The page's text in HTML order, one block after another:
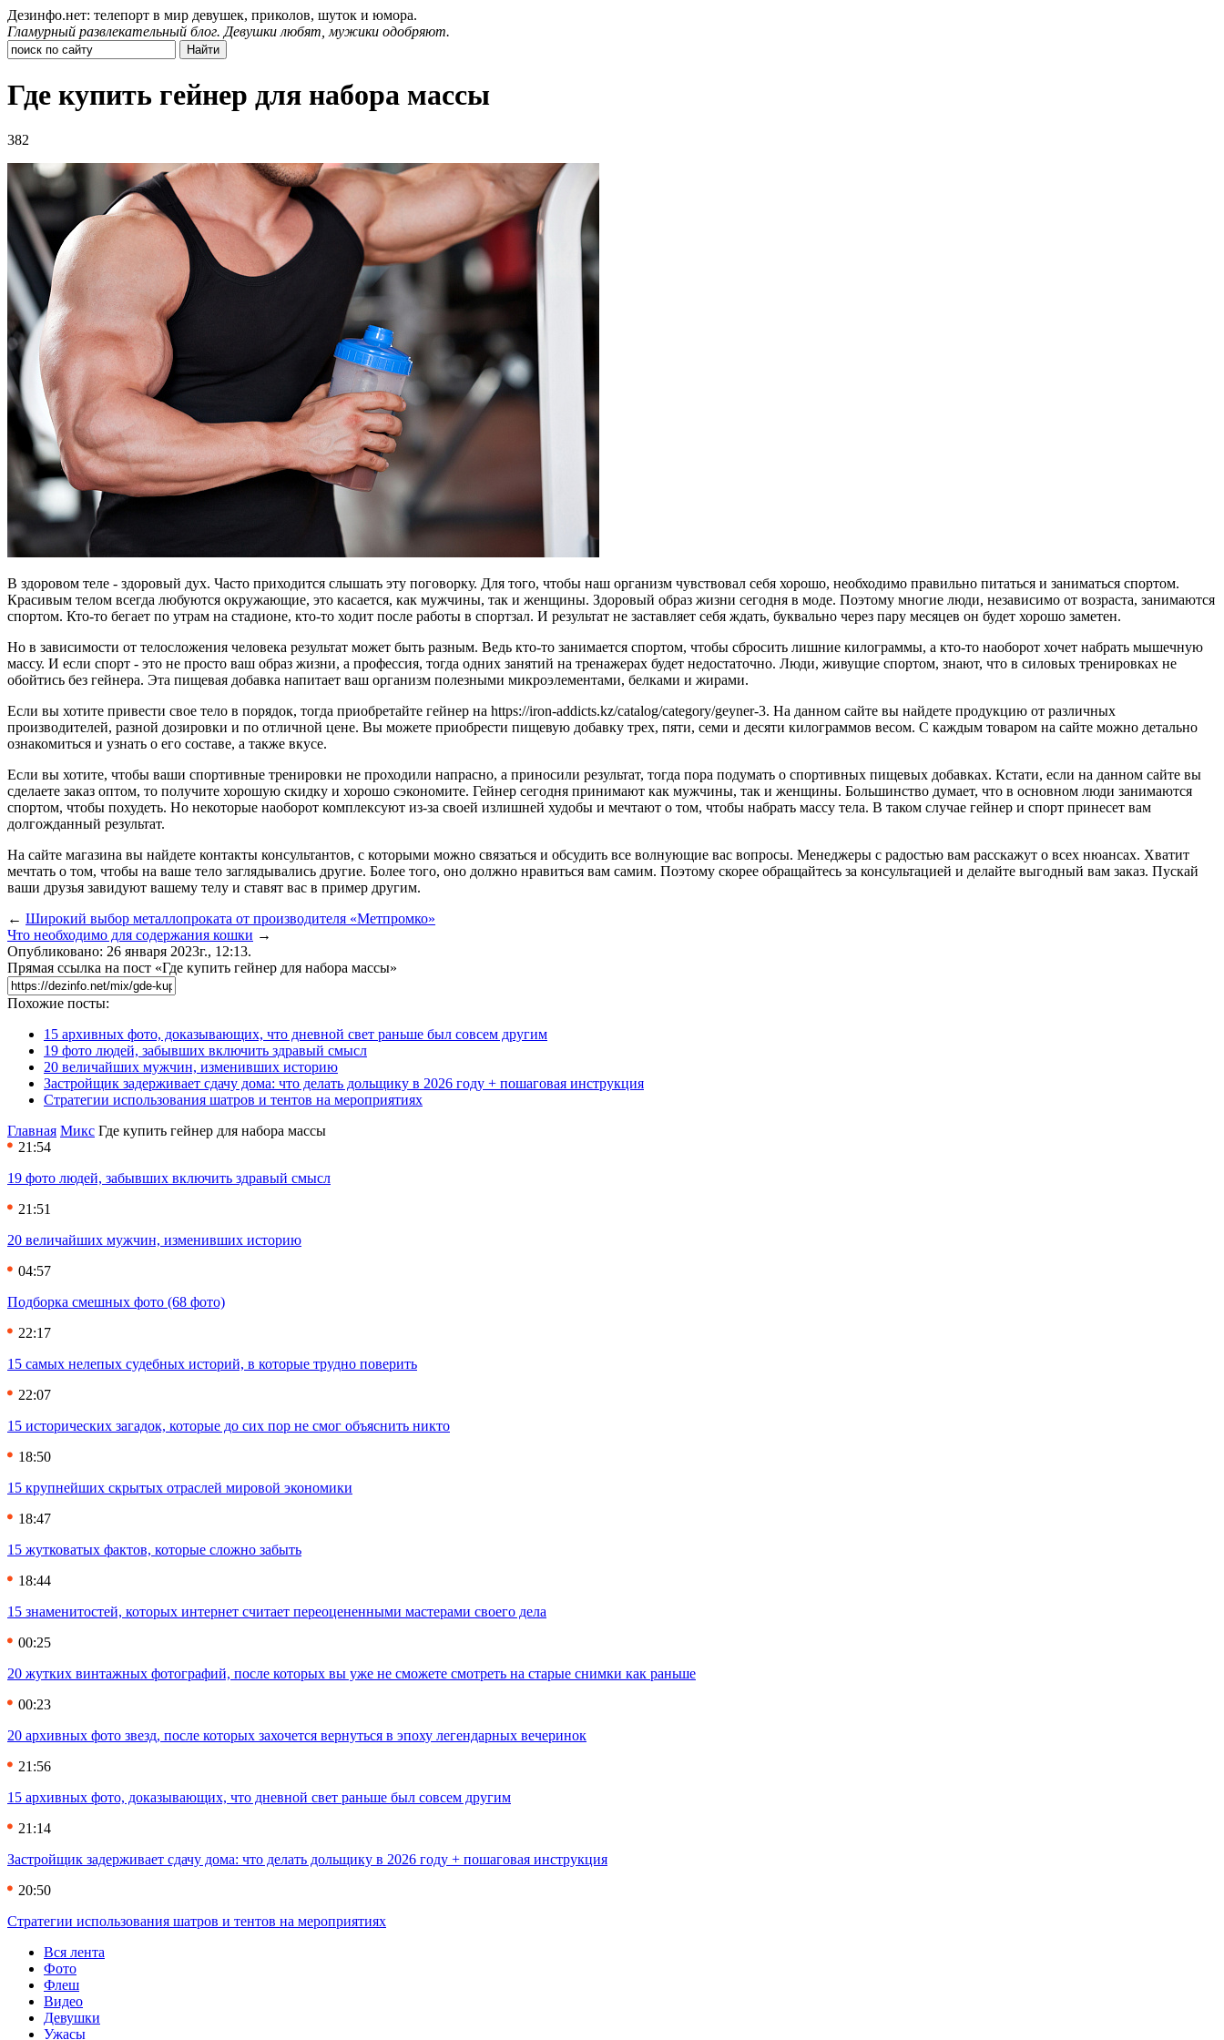
Дезинфо.нет: телепорт в мир девушек, приколов, шуток и юмора.
Гламурный развлекательный блог. Девушки любят, мужики одобряют.
Где купить гейнер для набора массы
382
В здоровом теле - здоровый дух. Часто приходится слышать эту поговорку. Для того, чтобы наш организм чувствовал себя хорошо, необходимо правильно питаться и заниматься спортом.
Красивым телом всегда любуются окружающие, это касается, как мужчины, так и женщины. Здоровый образ жизни сегодня в моде. Поэтому многие люди, независимо от возраста, занимаются
спортом. Кто-то бегает по утрам на стадионе, кто-то ходит после работы в спортзал. И результат не заставляет себя ждать, буквально через пару месяцев он будет хорошо заметен.
Но в зависимости от телосложения человека результат может быть разным. Ведь кто-то занимается спортом, чтобы сбросить лишние килограммы, а кто-то наоборот хочет набрать мышечную
массу. И если спорт - это не просто ваш образ жизни, а профессия, тогда одних занятий на тренажерах будет недостаточно. Люди, живущие спортом, знают, что в силовых тренировках не
обойтись без гейнера. Эта пищевая добавка напитает ваш организм полезными микроэлементами, белками и жирами.
Если вы хотите привести свое тело в порядок, тогда приобретайте гейнер на https://iron-addicts.kz/catalog/category/geyner-3. На данном сайте вы найдете продукцию от различных
производителей, разной дозировки и по отличной цене. Вы можете приобрести пищевую добавку трех, пяти, семи и десяти килограммов весом. С каждым товаром на сайте можно детально
ознакомиться и узнать о его составе, а также вкусе.
Если вы хотите, чтобы ваши спортивные тренировки не проходили напрасно, а приносили результат, тогда пора подумать о спортивных пищевых добавках. Кстати, если на данном сайте вы
сделаете заказ оптом, то получите хорошую скидку и хорошо сэкономите. Гейнер сегодня принимают как мужчины, так и женщины. Большинство думает, что в основном люди занимаются
спортом, чтобы похудеть. Но некоторые наоборот комплексуют из-за своей излишней худобы и мечтают о том, чтобы набрать массу тела. В таком случае гейнер и спорт принесет вам
долгожданный результат.
На сайте магазина вы найдете контакты консультантов, с которыми можно связаться и обсудить все волнующие вас вопросы. Менеджеры с радостью вам расскажут о всех нюансах. Хватит
мечтать о том, чтобы на ваше тело заглядывались другие. Более того, оно должно нравиться вам самим. Поэтому скорее обращайтесь за консультацией и делайте выгодный вам заказ. Пускай
ваши друзья завидуют вашему телу и ставят вас в пример другим.
← Широкий выбор металлопроката от производителя «Метпромко»
Что необходимо для содержания кошки →
Опубликовано: 26 января 2023г., 12:13.
Прямая ссылка на пост «Где купить гейнер для набора массы»
Похожие посты:
15 архивных фото, доказывающих, что дневной свет раньше был совсем другим
19 фото людей, забывших включить здравый смысл
20 величайших мужчин, изменивших историю
Застройщик задерживает сдачу дома: что делать дольщику в 2026 году + пошаговая инструкция
Стратегии использования шатров и тентов на мероприятиях
Главная Микс Где купить гейнер для набора массы
21:54
19 фото людей, забывших включить здравый смысл
21:51
20 величайших мужчин, изменивших историю
04:57
Подборка смешных фото (68 фото)
22:17
15 самых нелепых судебных историй, в которые трудно поверить
22:07
15 исторических загадок, которые до сих пор не смог объяснить никто
18:50
15 крупнейших скрытых отраслей мировой экономики
18:47
15 жутковатых фактов, которые сложно забыть
18:44
15 знаменитостей, которых интернет считает переоцененными мастерами своего дела
00:25
20 жутких винтажных фотографий, после которых вы уже не сможете смотреть на старые снимки как раньше
00:23
20 архивных фото звезд, после которых захочется вернуться в эпоху легендарных вечеринок
21:56
15 архивных фото, доказывающих, что дневной свет раньше был совсем другим
21:14
Застройщик задерживает сдачу дома: что делать дольщику в 2026 году + пошаговая инструкция
20:50
Стратегии использования шатров и тентов на мероприятиях
Вся лента
Фото
Флеш
Видео
Девушки
Ужасы